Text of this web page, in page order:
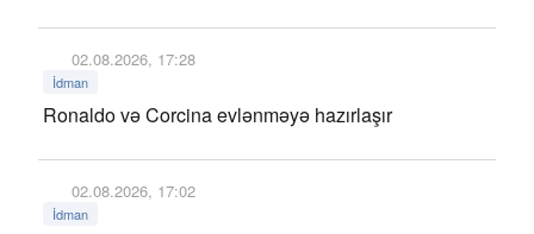
02.08.2026, 17:28
İdman
Ronaldo və Corcina evlənməyə hazırlaşır
02.08.2026, 17:02
İdman